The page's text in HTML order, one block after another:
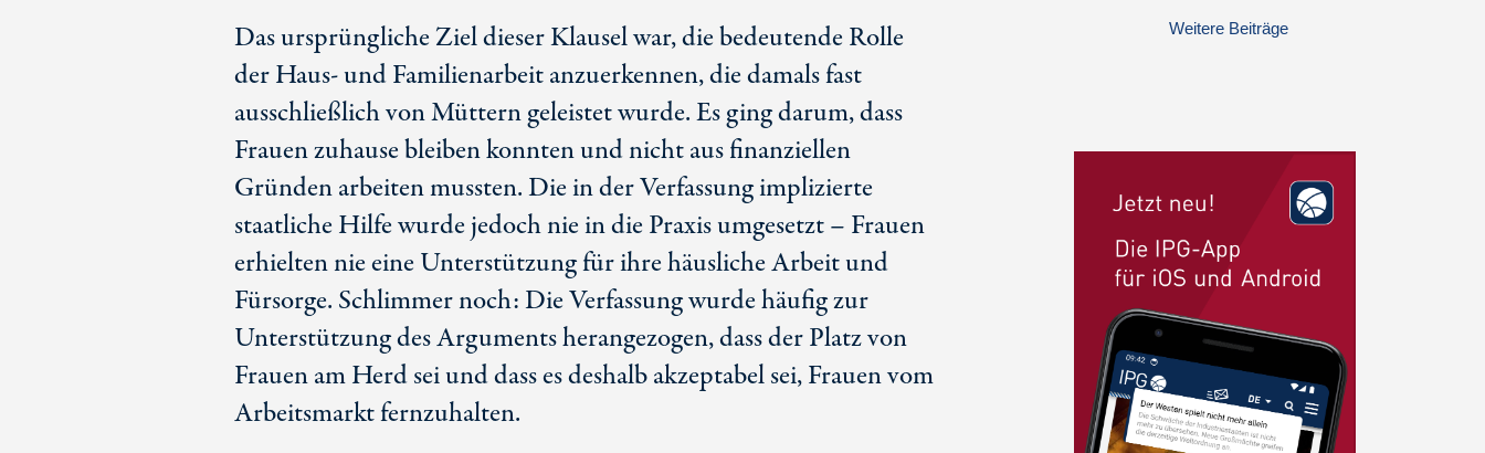
Das ursprüngliche Ziel dieser Klausel war, die bedeutende Rolle
der Haus- und Familienarbeit anzuerkennen, die damals fast
ausschließlich von Müttern geleistet wurde. Es ging darum, dass
Frauen zuhause bleiben konnten und nicht aus finanziellen
Gründen arbeiten mussten. Die in der Verfassung implizierte
staatliche Hilfe wurde jedoch nie in die Praxis umgesetzt – Frauen
erhielten nie eine Unterstützung für ihre häusliche Arbeit und
Fürsorge. Schlimmer noch: Die Verfassung wurde häufig zur
Unterstützung des Arguments herangezogen, dass der Platz von
Frauen am Herd sei und dass es deshalb akzeptabel sei, Frauen vom
Arbeitsmarkt fernzuhalten.
Weitere Beiträge